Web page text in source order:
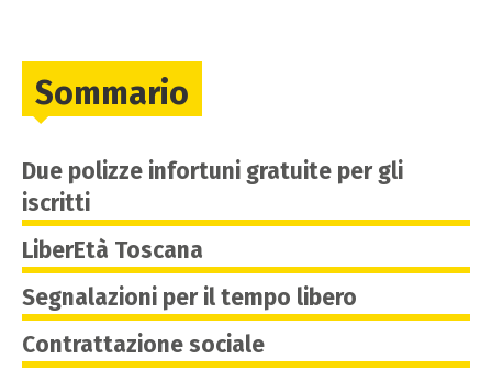
Sommario
Due polizze infortuni gratuite per gli
iscritti
LiberEtà Toscana
Segnalazioni per il tempo libero
Contrattazione sociale